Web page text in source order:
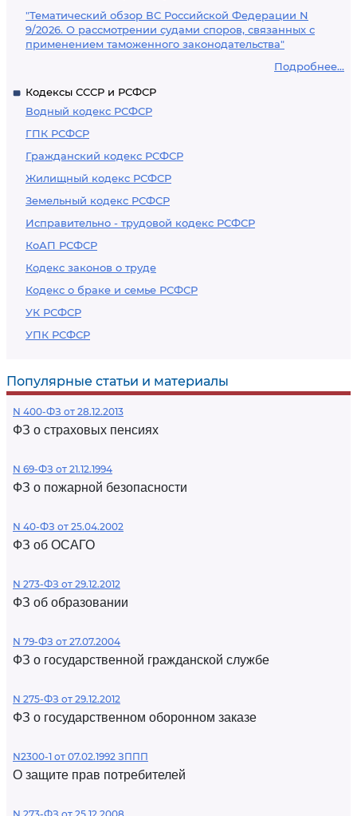
"Тематический обзор ВС Российской Федерации N
9/2026. О рассмотрении судами споров, связанных с
применением таможенного законодательства"
Подробнее...
Кодексы СССР и РСФСР
Водный кодекс РСФСР
ГПК РСФСР
Гражданский кодекс РСФСР
Жилищный кодекс РСФСР
Земельный кодекс РСФСР
Исправительно - трудовой кодекс РСФСР
КоАП РСФСР
Кодекс законов о труде
Кодекс о браке и семье РСФСР
УК РСФСР
УПК РСФСР
Популярные статьи и материалы
N 400-ФЗ от 28.12.2013
ФЗ о страховых пенсиях
N 69-ФЗ от 21.12.1994
ФЗ о пожарной безопасности
N 40-ФЗ от 25.04.2002
ФЗ об ОСАГО
N 273-ФЗ от 29.12.2012
ФЗ об образовании
N 79-ФЗ от 27.07.2004
ФЗ о государственной гражданской службе
N 275-ФЗ от 29.12.2012
ФЗ о государственном оборонном заказе
N2300-1 от 07.02.1992 ЗППП
О защите прав потребителей